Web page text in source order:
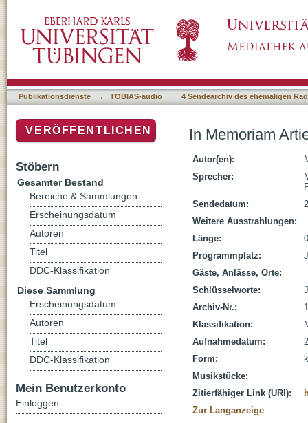
Publikationsdienste → TOBIAS-audio → 4 Sendearchiv des ehemaligen
In Memoriam
Autor(en):
Sprecher:
Sendedatum:
Weitere Ausstrahlungen:
Länge:
Programmplatz:
Gäste, Anlässe, Orte:
Schlüsselworte:
Archiv-Nr.:
Klassifikation:
Aufnahmedatum:
Form:
Musikstücke:
Zitierfähiger Link (URI):
Zur Langanzeige
VERÖFFENTLICHEN
Stöbern
Gesamter Bestand
Bereiche & Sammlungen
Erscheinungsdatum
Autoren
Titel
DDC-Klassifikation
Diese Sammlung
Erscheinungsdatum
Autoren
Titel
DDC-Klassifikation
Mein Benutzerkonto
Einloggen